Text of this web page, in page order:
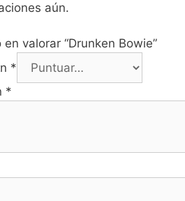
aún.
valorar “Drunken Bowie”
*
*